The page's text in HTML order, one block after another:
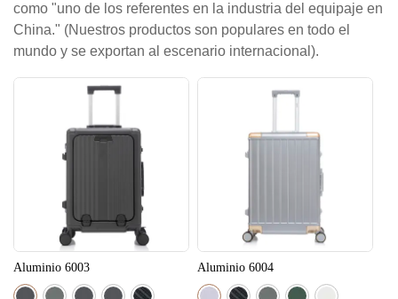
como "uno de los referentes en la industria del equipaje en
China." (Nuestros productos son populares en todo el
mundo y se exportan al escenario internacional).
Aluminio 6003 Aluminio 6004